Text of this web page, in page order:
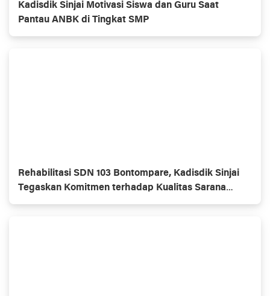
Kadisdik Sinjai Motivasi Siswa dan Guru Saat
Pantau ANBK di Tingkat SMP
Rehabilitasi SDN 103 Bontompare, Kadisdik Sinjai
Tegaskan Komitmen terhadap Kualitas Sarana
Belajar